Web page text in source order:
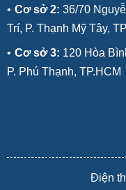
• Cơ sở 2: 36/70
Trí, P. Thạnh Mỹ Tây,
• Cơ sở 3: 120 Hòa
P. Phú Thạnh, TP.HCM
Điện